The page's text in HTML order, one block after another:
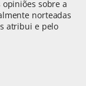
sobre a
norteadas
atribui e pelo